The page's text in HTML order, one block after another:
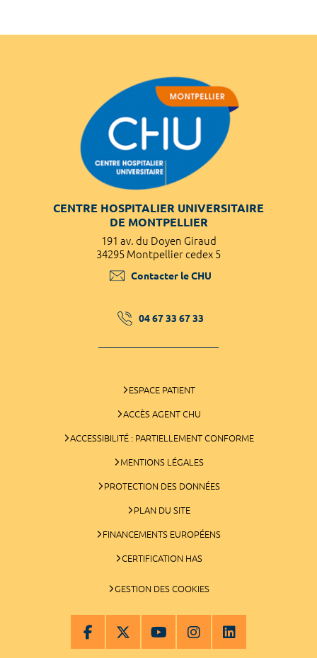
CENTRE HOSPITALIER UNIVERSITAIRE
DE MONTPELLIER
191 av. du Doyen Giraud
34295 Montpellier cedex 5
Contacter le CHU
04 67 33 67 33
ESPACE PATIENT
ACCÈS AGENT CHU
ACCESSIBILITÉ : PARTIELLEMENT CONFORME
MENTIONS LÉGALES
PROTECTION DES DONNÉES
PLAN DU SITE
FINANCEMENTS EUROPÉENS
CERTIFICATION HAS
GESTION DES COOKIES